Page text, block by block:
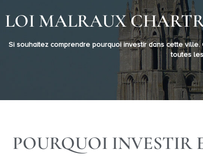
LOI MALRAUX
Si souhaitez comprendre pourquoi investir dans cette
toutes
POURQUOI INVESTIR